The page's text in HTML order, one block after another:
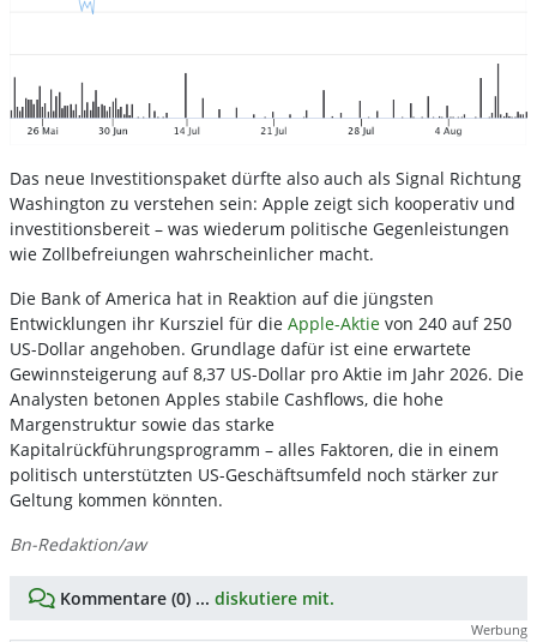
Das neue Investitionspaket dürfte also auch als Signal Richtung
Washington zu verstehen sein: Apple zeigt sich kooperativ und
investitionsbereit – was wiederum politische Gegenleistungen
wie Zollbefreiungen wahrscheinlicher macht.
Die Bank of America hat in Reaktion auf die jüngsten
Entwicklungen ihr Kursziel für die Apple-Aktie von 240 auf 250
US-Dollar angehoben. Grundlage dafür ist eine erwartete
Gewinnsteigerung auf 8,37 US-Dollar pro Aktie im Jahr 2026. Die
Analysten betonen Apples stabile Cashflows, die hohe
Margenstruktur sowie das starke
Kapitalrückführungsprogramm – alles Faktoren, die in einem
politisch unterstützten US-Geschäftsumfeld noch stärker zur
Geltung kommen könnten.
Bn-Redaktion/aw
Kommentare (0) ... diskutiere mit.
Werbung